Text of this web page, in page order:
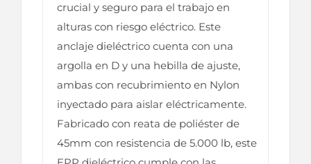
crucial y seguro para el trabajo en
alturas con riesgo eléctrico. Este
anclaje dieléctrico cuenta con una
argolla en D y una hebilla de ajuste,
ambas con recubrimiento en Nylon
inyectado para aislar eléctricamente.
Fabricado con reata de poliéster de
45mm con resistencia de 5.000 lb, este